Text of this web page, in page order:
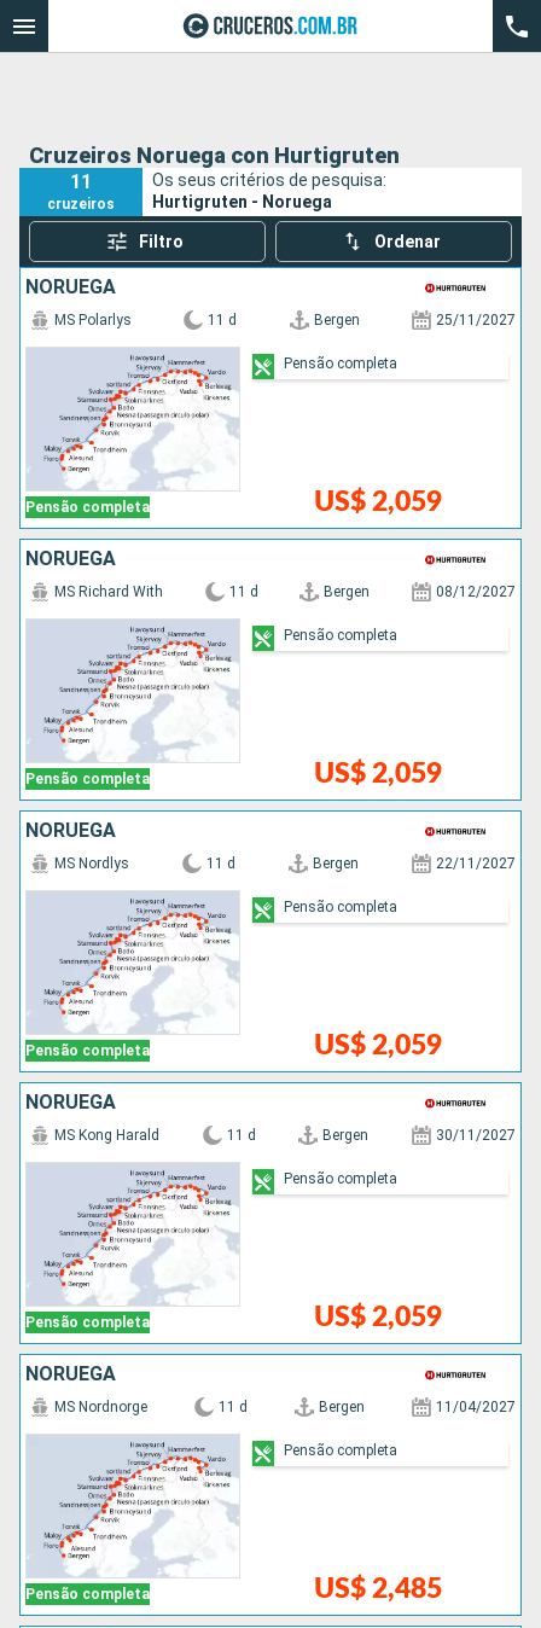
Cruzeiros Noruega con Hurtigruten
11
cruzeiros
Os seus critérios de pesquisa:
Hurtigruten - Noruega
Filtro Ordenar
NORUEGA
Pensão completa
MS Polarlys 11 d Bergen 25/11/2027
US$ 2,059
Pensão completa
NORUEGA
Pensão completa
MS Richard With 11 d Bergen 08/12/2027
US$ 2,059
Pensão completa
NORUEGA
Pensão completa
MS Nordlys 11 d Bergen 22/11/2027
US$ 2,059
Pensão completa
NORUEGA
Pensão completa
MS Kong Harald 11 d Bergen 30/11/2027
US$ 2,059
Pensão completa
NORUEGA
Pensão completa
MS Nordnorge 11 d Bergen 11/04/2027
US$ 2,485
Pensão completa